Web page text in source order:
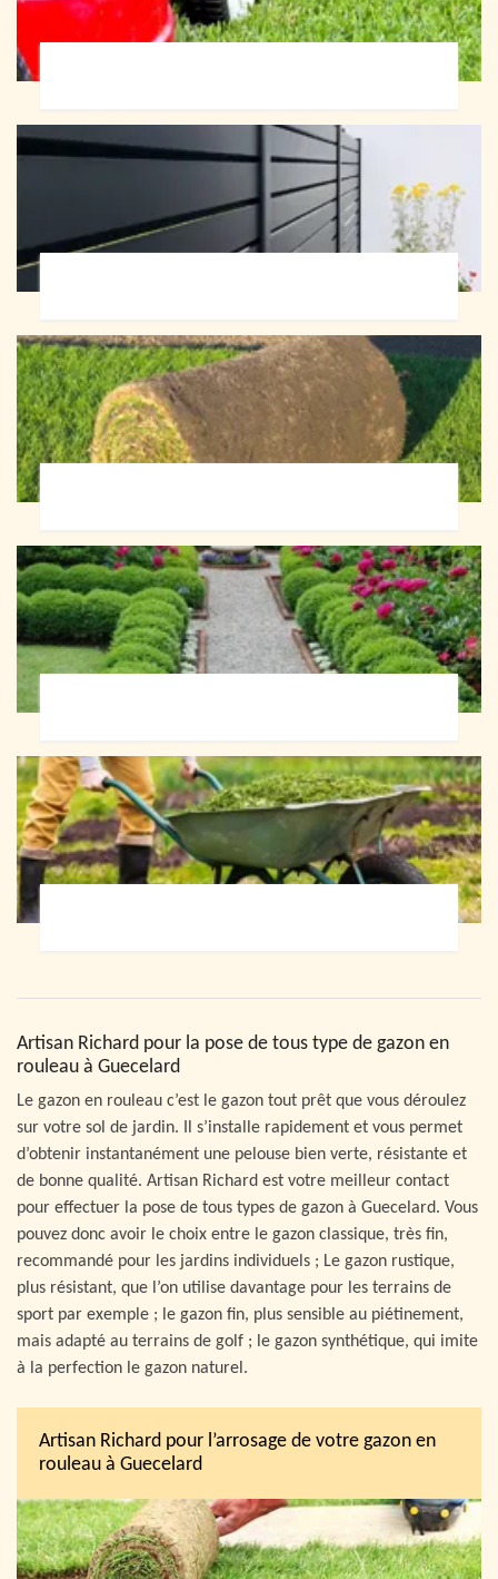
Artisan Richard pour la pose de tous type de gazon en
rouleau à Guecelard
Le gazon en rouleau c’est le gazon tout prêt que vous déroulez
sur votre sol de jardin. Il s’installe rapidement et vous permet
d’obtenir instantanément une pelouse bien verte, résistante et
de bonne qualité. Artisan Richard est votre meilleur contact
pour effectuer la pose de tous types de gazon à Guecelard. Vous
pouvez donc avoir le choix entre le gazon classique, très fin,
recommandé pour les jardins individuels ; Le gazon rustique,
plus résistant, que l’on utilise davantage pour les terrains de
sport par exemple ; le gazon fin, plus sensible au piétinement,
mais adapté au terrains de golf ; le gazon synthétique, qui imite
à la perfection le gazon naturel.
Artisan Richard pour l’arrosage de votre gazon en
rouleau à Guecelard